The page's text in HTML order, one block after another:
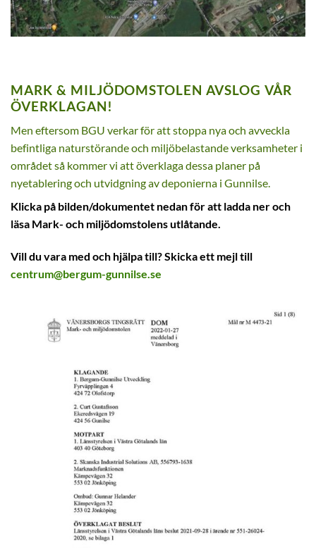
MARK & MILJÖDOMSTOLEN AVSLOG VÅR
ÖVERKLAGAN!
Men eftersom BGU verkar för att stoppa nya och avveckla
befintliga naturstörande och miljöbelastande verksamheter i
området så kommer vi att överklaga dessa planer på
nyetablering och utvidgning av deponierna i Gunnilse.
Klicka på bilden/dokumentet nedan för att ladda ner och
läsa Mark- och miljödomstolens utlåtande.
Vill du vara med och hjälpa till? Skicka ett mejl till
centrum@bergum-gunnilse.se